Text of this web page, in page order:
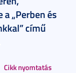
„Perben és
című
Cikk nyomtatás